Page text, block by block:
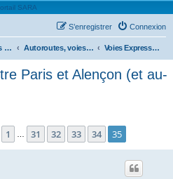
SARA
Connexion
S’enregistrer
Réseaux routiers et autoroutiers Autoroutes, voies express & axes nationaux Voies Express & Nationales
Paris et Alençon (et au-
35 sur 35
Précédente
1 31 32 33 34 35